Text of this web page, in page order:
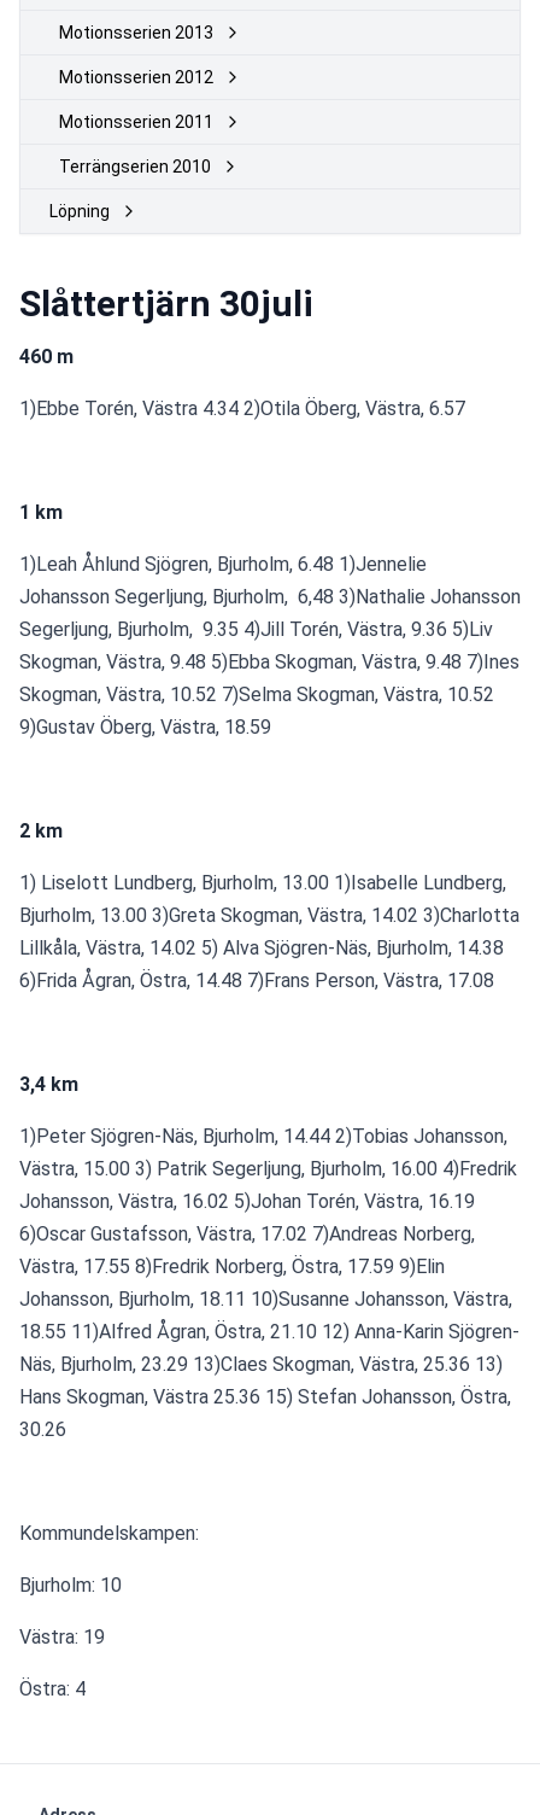
Motionsserien 2013
Motionsserien 2012
Motionsserien 2011
Terrängserien 2010
Löpning
Slåttertjärn 30juli
460 m
1)Ebbe Torén, Västra 4.34 2)Otila Öberg, Västra, 6.57
1 km
1)Leah Åhlund Sjögren, Bjurholm, 6.48 1)Jennelie
Johansson Segerljung, Bjurholm, 6,48 3)Nathalie Johansson
Segerljung, Bjurholm, 9.35 4)Jill Torén, Västra, 9.36 5)Liv
Skogman, Västra, 9.48 5)Ebba Skogman, Västra, 9.48 7)Ines
Skogman, Västra, 10.52 7)Selma Skogman, Västra, 10.52
9)Gustav Öberg, Västra, 18.59
2 km
1) Liselott Lundberg, Bjurholm, 13.00 1)Isabelle Lundberg,
Bjurholm, 13.00 3)Greta Skogman, Västra, 14.02 3)Charlotta
Lillkåla, Västra, 14.02 5) Alva Sjögren-Näs, Bjurholm, 14.38
6)Frida Ågran, Östra, 14.48 7)Frans Person, Västra, 17.08
3,4 km
1)Peter Sjögren-Näs, Bjurholm, 14.44 2)Tobias Johansson,
Västra, 15.00 3) Patrik Segerljung, Bjurholm, 16.00 4)Fredrik
Johansson, Västra, 16.02 5)Johan Torén, Västra, 16.19
6)Oscar Gustafsson, Västra, 17.02 7)Andreas Norberg,
Västra, 17.55 8)Fredrik Norberg, Östra, 17.59 9)Elin
Johansson, Bjurholm, 18.11 10)Susanne Johansson, Västra,
18.55 11)Alfred Ågran, Östra, 21.10 12) Anna-Karin Sjögren-
Näs, Bjurholm, 23.29 13)Claes Skogman, Västra, 25.36 13)
Hans Skogman, Västra 25.36 15) Stefan Johansson, Östra,
30.26
Kommundelskampen:
Bjurholm: 10
Västra: 19
Östra: 4